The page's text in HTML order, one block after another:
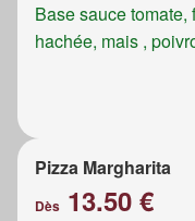
Base sauce
hachée, mais ,
Pizza Margharita
Dès 13.50 €